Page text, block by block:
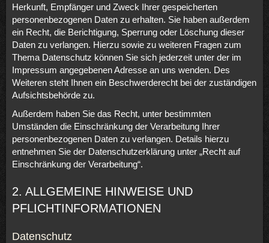
Herkunft, Empfänger und Zweck Ihrer gespeicherten
personenbezogenen Daten zu erhalten. Sie haben außerdem
ein Recht, die Berichtigung, Sperrung oder Löschung dieser
Daten zu verlangen. Hierzu sowie zu weiteren Fragen zum
Thema Datenschutz können Sie sich jederzeit unter der im
Impressum angegebenen Adresse an uns wenden. Des
Weiteren steht Ihnen ein Beschwerderecht bei der zuständigen
Aufsichtsbehörde zu.
Außerdem haben Sie das Recht, unter bestimmten
Umständen die Einschränkung der Verarbeitung Ihrer
personenbezogenen Daten zu verlangen. Details hierzu
entnehmen Sie der Datenschutzerklärung unter „Recht auf
Einschränkung der Verarbeitung“.
2. ALLGEMEINE HINWEISE UND
PFLICHTINFORMATIONEN
Datenschutz